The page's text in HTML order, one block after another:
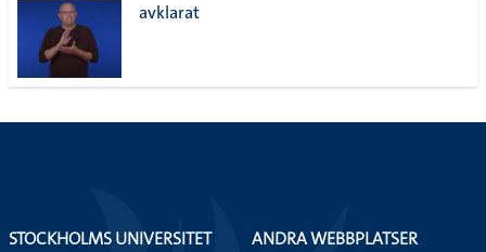
avklarat
STOCKHOLMS UNIVERSITET
ANDRA WEBBPLATSER